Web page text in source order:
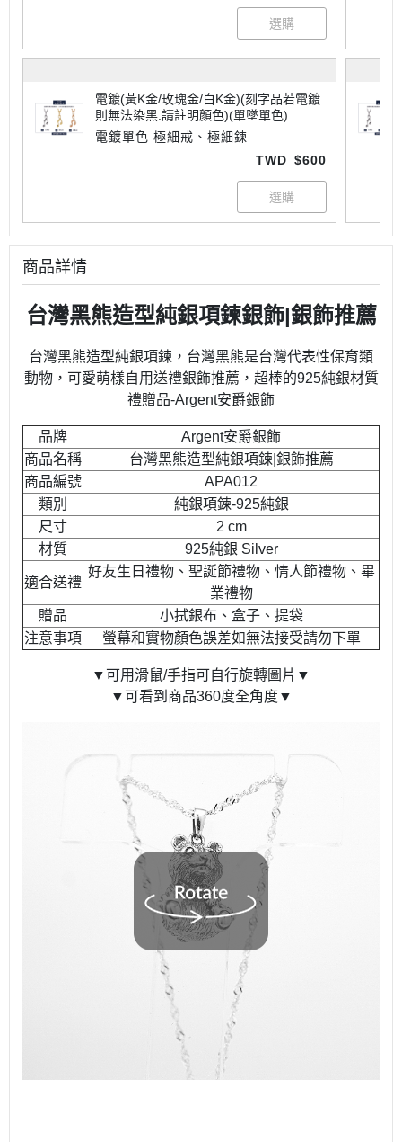
電鍍(黃K金/玫瑰金/白K金)(刻字品若電鍍
則無法染黑.請註明顏色)(單墜單色)
電鍍單色 極細戒、極細鍊
TWD $600
商品詳情
台灣黑熊造型純銀項鍊銀飾|銀飾推薦
台灣黑熊造型純銀項鍊，台灣黑熊是台灣代表性保育類
動物，可愛萌樣自用送禮銀飾推薦，超棒的925純銀材質
禮贈品-Argent安爵銀飾
品牌
Argent安爵銀飾
商品名稱
台灣黑熊造型純銀項鍊|銀飾推薦
商品編號
APA012
類別
純銀項鍊-925純銀
尺寸
2 cm
材質
925純銀 Silver
適合送禮
好友生日禮物、聖誕節禮物、情人節禮物、畢
業禮物
贈品
小拭銀布、盒子、提袋
注意事項
螢幕和實物顏色誤差如無法接受請勿下單
▼可用滑鼠/手指可自行旋轉圖片▼
▼可看到商品360度全角度▼